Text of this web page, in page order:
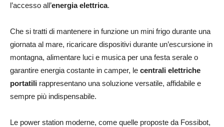
l’accesso all’energia elettrica.
Che si tratti di mantenere in funzione un mini frigo durante una
giornata al mare, ricaricare dispositivi durante un’escursione in
montagna, alimentare luci e musica per una festa serale o
garantire energia costante in camper, le centrali elettriche
portatili rappresentano una soluzione versatile, affidabile e
sempre più indispensabile.
Le power station moderne, come quelle proposte da Fossibot,